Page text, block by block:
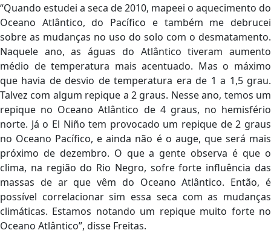
“Quando estudei a seca de 2010, mapeei o aquecimento do
Oceano Atlântico, do Pacífico e também me debrucei
sobre as mudanças no uso do solo com o desmatamento.
Naquele ano, as águas do Atlântico tiveram aumento
médio de temperatura mais acentuado. Mas o máximo
que havia de desvio de temperatura era de 1 a 1,5 grau.
Talvez com algum repique a 2 graus. Nesse ano, temos um
repique no Oceano Atlântico de 4 graus, no hemisfério
norte. Já o El Niño tem provocado um repique de 2 graus
no Oceano Pacífico, e ainda não é o auge, que será mais
próximo de dezembro. O que a gente observa é que o
clima, na região do Rio Negro, sofre forte influência das
massas de ar que vêm do Oceano Atlântico. Então, é
possível correlacionar sim essa seca com as mudanças
climáticas. Estamos notando um repique muito forte no
Oceano Atlântico”, disse Freitas.